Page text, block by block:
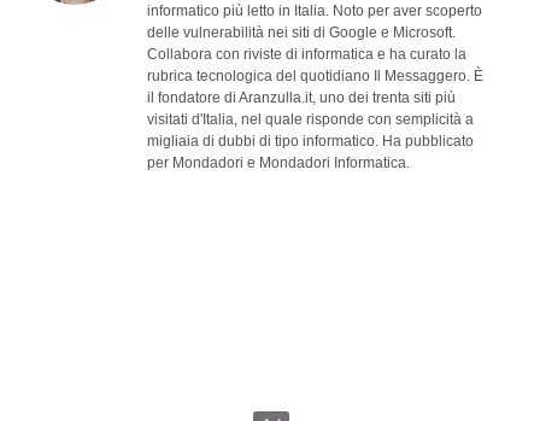
informatico più letto in Italia. Noto per aver scoperto
delle vulnerabilità nei siti di Google e Microsoft.
Collabora con riviste di informatica e ha curato la
rubrica tecnologica del quotidiano Il Messaggero. È
il fondatore di Aranzulla.it, uno dei trenta siti più
visitati d'Italia, nel quale risponde con semplicità a
migliaia di dubbi di tipo informatico. Ha pubblicato
per Mondadori e Mondadori Informatica.